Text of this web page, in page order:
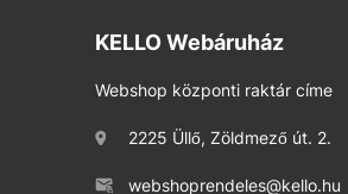
KELLO Webáruház
Webshop központi raktár címe
2225 Üllő, Zöldmező út. 2.
webshoprendeles@kello.hu